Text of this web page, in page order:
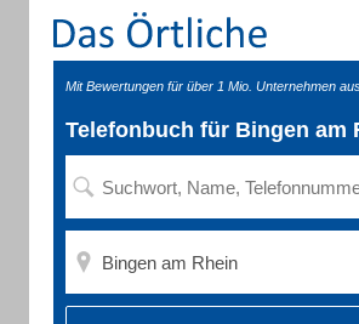
Mit Bewertungen für über 1 Mio. Unternehmen
Telefonbuch für Bingen am